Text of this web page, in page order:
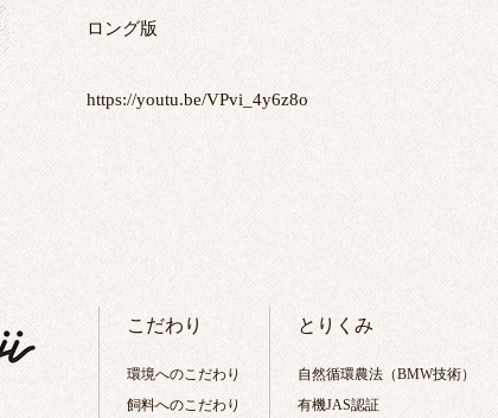
ロング版
https://youtu.be/VPvi_4y6z8o
こだわり
環境へのこだわり
飼料へのこだわり
とりくみ
自然循環農法（BMW技術）
有機JAS認証